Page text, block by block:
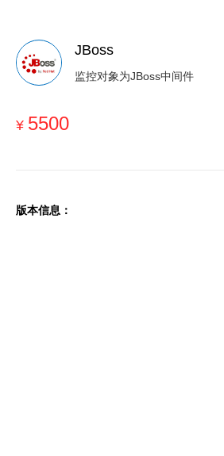
JBoss
监控对象为JBoss中间件
¥ 5500
版本信息：